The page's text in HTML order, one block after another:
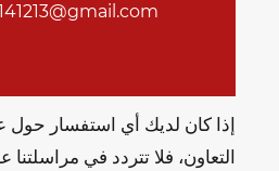
إذا كان لديك أي استفسار حول
التعاون، فلا تتردد في مراسلتنا